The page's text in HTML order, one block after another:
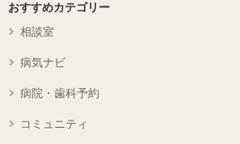
おすすめカテゴリー
相談室
病気ナビ
病院・歯科予約
コミュニティ